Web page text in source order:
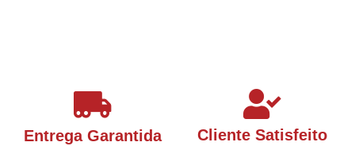
Entrega Garantida Cliente Satisfeito